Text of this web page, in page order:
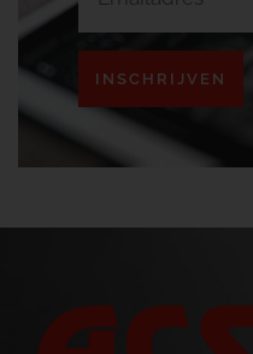
INSCHRIJVEN